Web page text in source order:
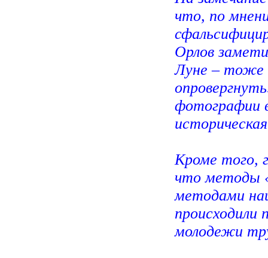
что, по
Орлов
Луне – тоже
фотографии
Кроме того,
что методы
методами
происходили
молодежи